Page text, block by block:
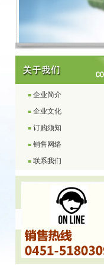
■ 企业简介
■ 企业文化
■ 订购须知
■ 销售网络
■ 联系我们